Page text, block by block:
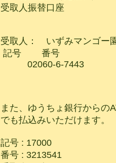
受取人振替口座
受取人： いずみマン
記号 番号
02060-6-7443
また、ゆうちょ銀行からの
でも払込みいただけます。
記号 : 17000
番号 : 3213541